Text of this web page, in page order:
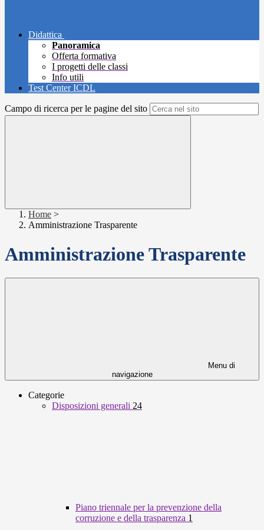
Didattica
Panoramica
Offerta formativa
I progetti delle classi
Info utili
Test Center ICDL
Campo di ricerca per le pagine del sito
Home >
Amministrazione Trasparente
Amministrazione Trasparente
Menu di
navigazione
Categorie
Disposizioni generali 24
Piano triennale per la prevenzione della
corruzione e della trasparenza 1